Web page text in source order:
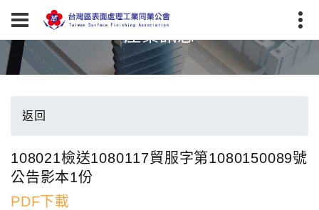
產業訊息
返回
108021檢送1080117貿服字第1080150089號
公告影本1份
PDF下載